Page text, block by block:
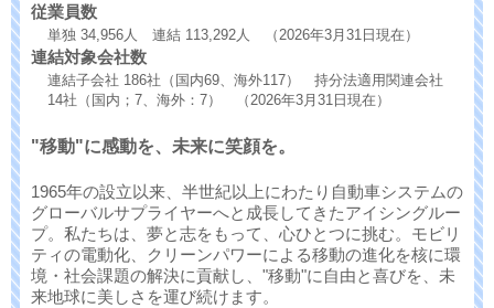
従業員数
単独 34,956人 連結 113,292人 （2026年3月31日現在）
連結対象会社数
連結子会社 186社（国内69、海外117） 持分法適用関連会社
14社（国内；7、海外：7） （2026年3月31日現在）
"移動"に感動を、未来に笑顔を。
1965年の設立以来、半世紀以上にわたり自動車システムの
グローバルサプライヤーへと成長してきたアイシングルー
プ。私たちは、夢と志をもって、心ひとつに挑む。モビリ
ティの電動化、クリーンパワーによる移動の進化を核に環
境・社会課題の解決に貢献し、"移動"に自由と喜びを、未
来地球に美しさを運び続けます。